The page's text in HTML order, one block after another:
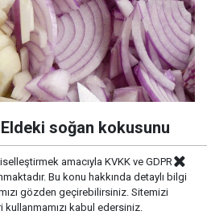
soğan kokusunu
sırrı
amacıyla KVKK ve GDPR
Bu konu hakkında detaylı bilgi
gözden geçirebilirsiniz. Sitemizi
kullanmamızı kabul edersiniz.